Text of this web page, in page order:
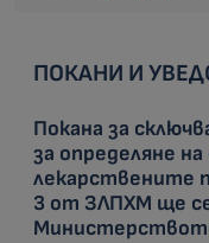
ПОКАНИ И
Покана за
за определяне
лекарствените
3 от ЗЛПХМ ще